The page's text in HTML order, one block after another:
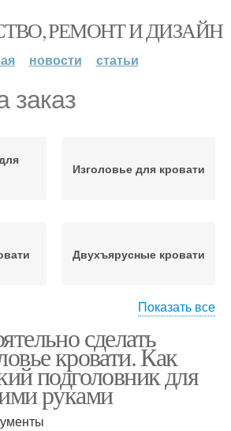
РЕМОНТ И ДИЗАЙН
новости статьи
заказ
Изголовье для кровати
Двухъярусные кровати
Кровати из фанеры
Показать все
сделать
кровати. Как
подголовник для
руками